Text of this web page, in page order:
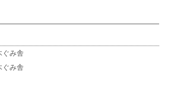
み舎
み舎